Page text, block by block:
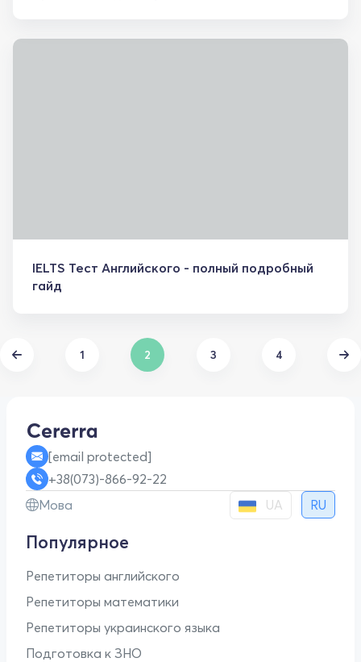
IELTS Тест Английского - полный подробный
гайд
1 2 3 4
[email protected]
+38(073)-866-92-22
Мова
UA RU
Популярное
Репетиторы английского
Репетиторы математики
Репетиторы украинского языка
Подготовка к ЗНО